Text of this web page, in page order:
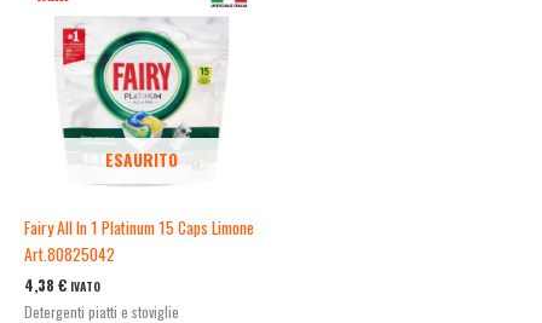
ESAURITO
Fairy All In 1 Platinum 15 Caps Limone
Art.80825042
4,38 € IVATO
Detergenti piatti e stoviglie